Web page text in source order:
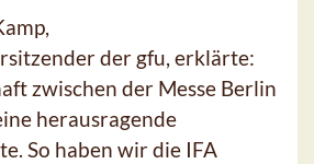
der gfu, erklärte:
zwischen der Messe Berlin
herausragende
So haben wir die IFA